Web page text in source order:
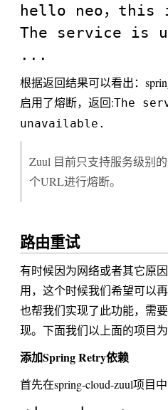
hello neo，this
The service is
根据返回结果可以看出：
启用了熔断，返回:The
unavailable.
Zuul 目前只支持服务级别
个URL进行熔断。
路由重试
有时候因为网络或者其它原
用，这个时候我们希望可以
也帮我们实现了此功能，需
现。下面我们以上面的项目为
添加Spring Retry依赖
首先在spring-cloud-zuul项目